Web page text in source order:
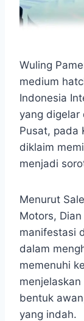
Wuling
medium
Indonesia
yang digelar
Pusat, pada
diklaim
menjadi
Menurut
Motors,
manifestasi
dalam
memenuhi
bentuk
yang indah.